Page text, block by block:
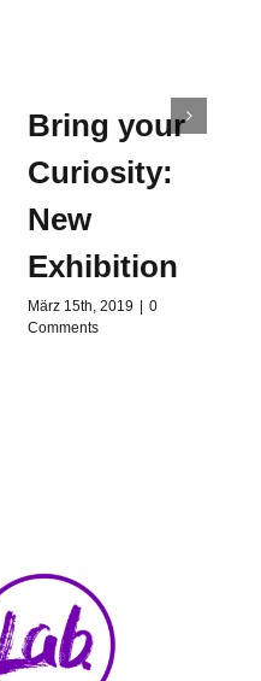
Bring your
Curiosity:
New
Exhibition
März 15th, 2019 | 0
Comments